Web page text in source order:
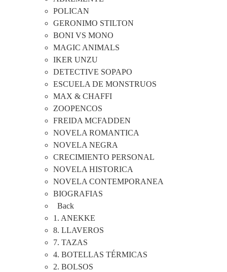
POLICAN
GERONIMO STILTON
BONI VS MONO
MAGIC ANIMALS
IKER UNZU
DETECTIVE SOPAPO
ESCUELA DE MONSTRUOS
MAX & CHAFFI
ZOOPENCOS
FREIDA MCFADDEN
NOVELA ROMANTICA
NOVELA NEGRA
CRECIMIENTO PERSONAL
NOVELA HISTORICA
NOVELA CONTEMPORANEA
BIOGRAFIAS
Back
1. ANEKKE
8. LLAVEROS
7. TAZAS
4. BOTELLAS TÉRMICAS
2. BOLSOS